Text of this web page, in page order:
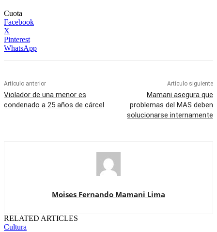
Cuota
Facebook
X
Pinterest
WhatsApp
Artículo anterior
Violador de una menor es
condenado a 25 años de cárcel
Artículo siguiente
Mamani asegura que
problemas del MAS deben
solucionarse internamente
Moises Fernando Mamani Lima
RELATED ARTICLES
Cultura